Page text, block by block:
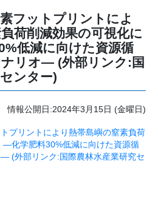
フットプリントによ
荷削減効果の可視化に
低減に向けた資源循
リオ― (外部リンク:国
ンター)
情報公開日:2024年3月15日 (金曜日)
プリントにより熱帯島嶼の窒素負荷
―化学肥料30%低減に向けた資源循
(外部リンク:国際農林水産業研究セ